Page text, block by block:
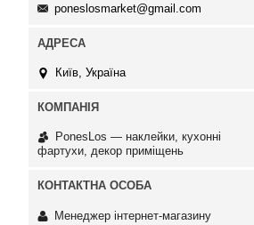
poneslosmarket@gmail.com
Київ, Україна
PonesLos ― наклейки, кухонні
фартухи, декор приміщень
Менеджер інтернет-магазину